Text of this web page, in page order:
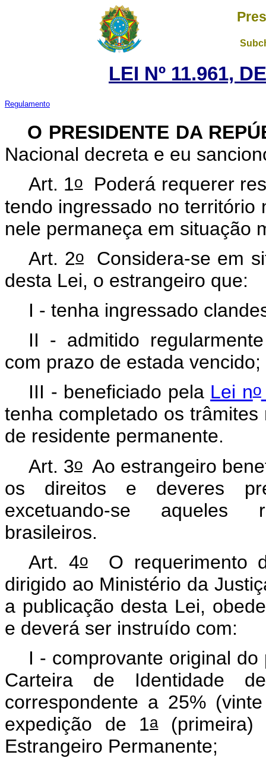
LEI Nº 11.961,
Regulamento
O PRESIDENTE DA
Nacional decreta e eu
Art. 1oPoderá requerer
tendo ingressado no território
nele permaneça em situação
Art. 2oConsidera-se em
desta Lei, o estrangeiro que:
I - tenha ingressado
II - admitido
com prazo de estada
III - beneficiado pela Lei no
tenha completado os
de residente permanente.
Art. 3o Ao estrangeiro
os direitos e deveres
excetuando-se aqueles
brasileiros.
Art. 4oO requerimento
dirigido ao Ministério da
a publicação desta Lei,
e deverá ser instruído com:
I - comprovante original
Carteira de Identidade
correspondente a 25%
expedição de 1a(primeira)
Estrangeiro Permanente;